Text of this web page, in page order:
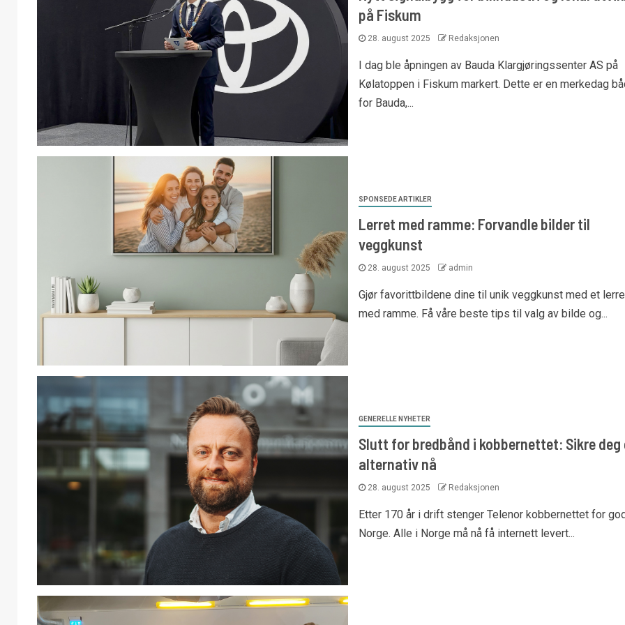
på Fiskum
28. august 2025 Redaksjonen
I dag ble åpningen av Bauda Klargjøringssenter AS på
Kølatoppen i Fiskum markert. Dette er en merkedag
for Bauda,...
SPONSEDE ARTIKLER
Lerret med ramme: Forvandle bilder til
veggkunst
28. august 2025 admin
Gjør favorittbildene dine til unik veggkunst med et
med ramme. Få våre beste tips til valg av bilde og...
GENERELLE NYHETER
Slutt for bredbånd i kobbernettet: Sikre deg
alternativ nå
28. august 2025 Redaksjonen
Etter 170 år i drift stenger Telenor kobbernettet for
Norge. Alle i Norge må nå få internett levert...